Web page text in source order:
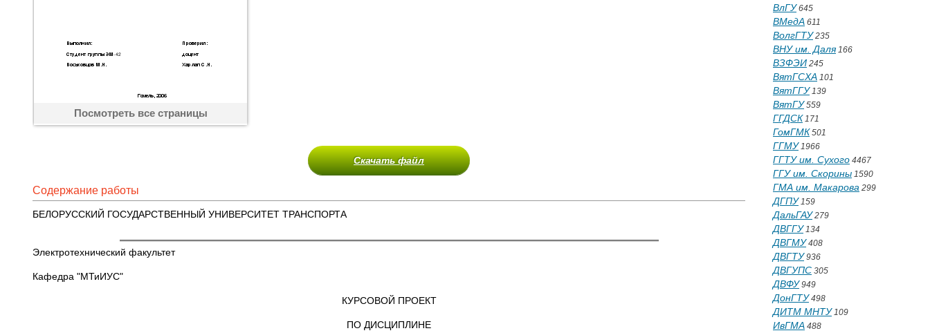
Посмотреть все страницы
Скачать файл
Содержание работы
БЕЛОРУССКИЙ ГОСУДАРСТВЕННЫЙ УНИВЕРСИТЕТ ТРАНСПОРТА
Электротехнический факультет
Кафедра "МТиИУС"
КУРСОВОЙ ПРОЕКТ
ПО ДИСЦИПЛИНЕ
ВлГУ645
ВМедА 611
ВолгГТУ235
ВНУ им. Даля166
ВЗФЭИ 245
ВятГСХА 101
ВятГГУ139
ВятГУ559
ГГДСК 171
ГомГМК 501
ГГМУ1966
ГГТУ им. Сухого 4467
ГГУ им. Скорины 1590
ГМА им. Макарова 299
ДГПУ159
ДальГАУ279
ДВГГУ134
ДВГМУ408
ДВГТУ936
ДВГУПС 305
ДВФУ949
ДонГТУ498
ДИТМ МНТУ109
ИвГМА 488